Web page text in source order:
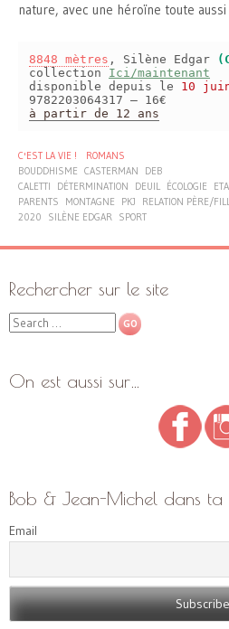
nature, avec une héroïne toute
8848 mètres , Silène Edgar
collection Ici/maintenant
disponible depuis le 10
9782203064317 – 16€
à partir de 12 ans
C'EST LA VIE !
ROMANS
BOUDDHISME CASTERMAN
DEB
CALETTI
DÉTERMINATION DEUIL ÉCOLOGIE
PARENTS
MONTAGNE PKJ RELATION PÈRE/
2020
SILÈNE EDGAR SPORT
Rechercher sur le site
Search
On est aussi sur…
Bob & Jean-Michel dans ta
Email